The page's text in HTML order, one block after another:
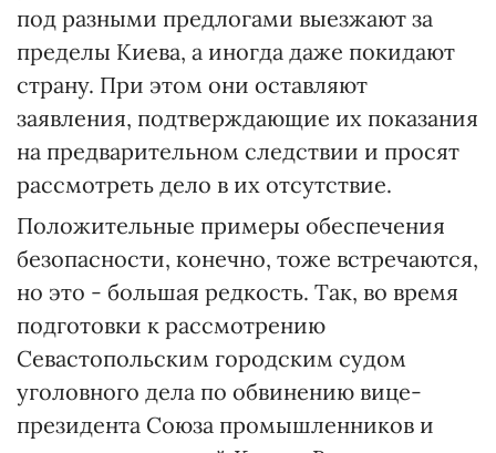
под разными предлогами выезжают за
пределы Киева, а иногда даже покидают
страну. При этом они оставляют
заявления, подтверждающие их показания
на предварительном следствии и просят
рассмотреть дело в их отсутствие.
Положительные примеры обеспечения
безопасности, конечно, тоже встречаются,
но это - большая редкость. Так, во время
подготовки к рассмотрению
Севастопольским городским судом
уголовного дела по обвинению вице-
президента Союза промышленников и